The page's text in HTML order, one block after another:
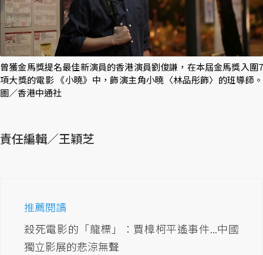
曾獲金馬獎提名最佳新演員的香港演員劉俊謙，在本屆金馬獎入圍7
項大獎的電影 《小曉》中，飾演主角小曉〈林品彤飾〉的班導師。
圖／香港中通社
責任編輯／王穎芝
推薦閱讀
殺死電影的「龍標」：賈樟柯平遙事件...中國
獨立影展的悲涼無聲